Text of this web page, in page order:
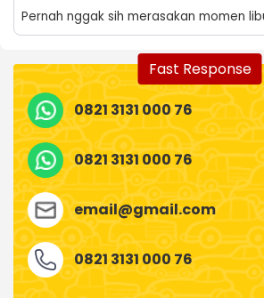
Pernah nggak sih merasakan momen
Fast Response
0821 3131 000 76
0821 3131 000 76
email@gmail.com
0821 3131 000 76